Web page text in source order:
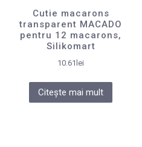
Cutie macarons
transparent MACADO
pentru 12 macarons,
Silikomart
10.61 lei
Citește mai mult